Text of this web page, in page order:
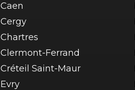
Caen
Cergy
Chartres
Clermont-Ferrand
Créteil Saint-Maur
Evry